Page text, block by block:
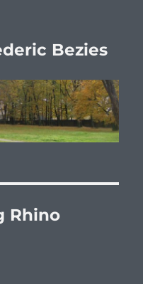
Bezies
Rhino